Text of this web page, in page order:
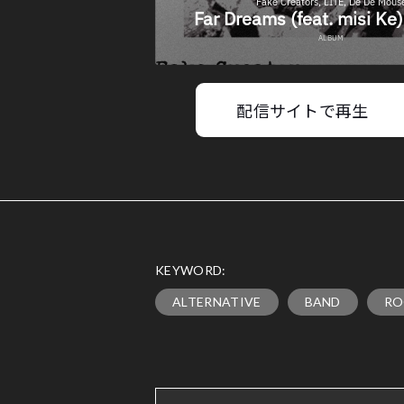
配信サイトで再生
KEYWORD:
ALTERNATIVE BAND